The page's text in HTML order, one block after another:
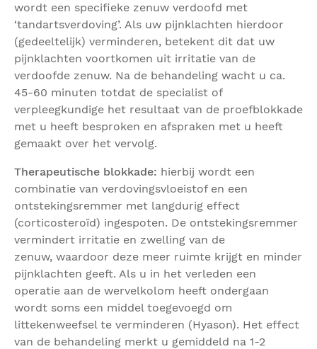
wordt een specifieke zenuw verdoofd met
‘tandartsverdoving’. Als uw pijnklachten hierdoor
(gedeeltelijk) verminderen, betekent dit dat uw
pijnklachten voortkomen uit irritatie van de
verdoofde zenuw. Na de behandeling wacht u ca.
45-60 minuten totdat de specialist of
verpleegkundige het resultaat van de proefblokkade
met u heeft besproken en afspraken met u heeft
gemaakt over het vervolg.
Therapeutische blokkade: hierbij wordt een
combinatie van verdovingsvloeistof en een
ontstekingsremmer met langdurig effect
(corticosteroïd) ingespoten. De ontstekingsremmer
vermindert irritatie en zwelling van de
zenuw, waardoor deze meer ruimte krijgt en minder
pijnklachten geeft. Als u in het verleden een
operatie aan de wervelkolom heeft ondergaan
wordt soms een middel toegevoegd om
littekenweefsel te verminderen (Hyason). Het effect
van de behandeling merkt u gemiddeld na 1-2